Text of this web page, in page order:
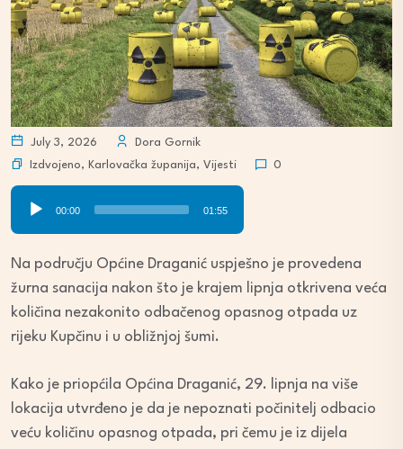
July 3, 2026
Dora Gornik
Izdvojeno, Karlovačka županija, Vijesti 0
00:00 01:55
Na području Općine Draganić uspješno je provedena
žurna sanacija nakon što je krajem lipnja otkrivena veća
količina nezakonito odbačenog opasnog otpada uz
rijeku Kupčinu i u obližnjoj šumi.
Kako je priopćila Općina Draganić, 29. lipnja na više
lokacija utvrđeno je da je nepoznati počinitelj odbacio
veću količinu opasnog otpada, pri čemu je iz dijela